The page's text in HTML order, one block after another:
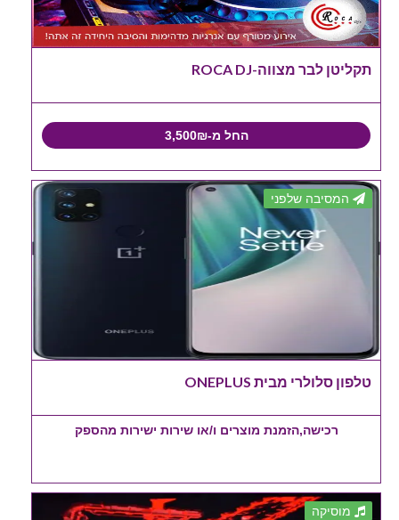
תקליטן לבר מצווה-ROCA DJ
החל מ-3,500₪
המסיבה שלפני
טלפון סלולרי מבית ONEPLUS
רכישה,הזמנת מוצרים ו/או שירות ישירות מהספק
מוסיקה